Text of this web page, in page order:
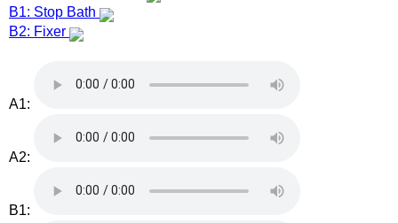
B1: Stop Bath
B2: Fixer
A1:
A2:
B1: